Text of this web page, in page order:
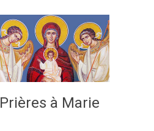
Prières à Marie